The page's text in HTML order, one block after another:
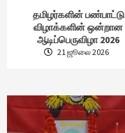
தமிழர்களின் பண்பாட்டு
விழாக்களின் ஒன்றான
ஆடிப்பெருவிழா 2026
21 ஜூலை 2026